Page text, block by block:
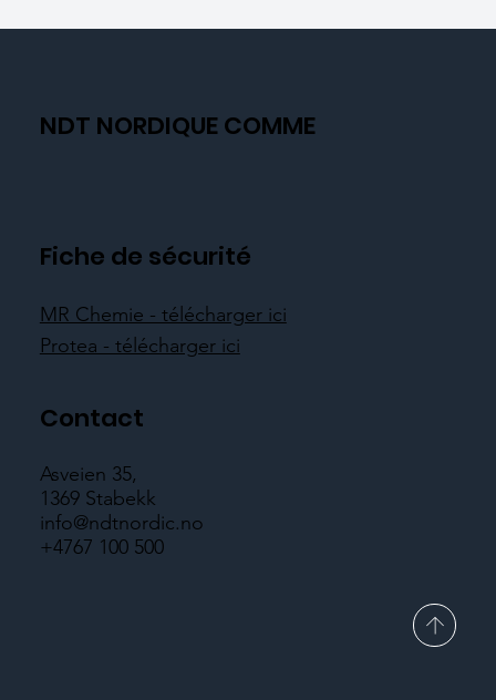
NDT NORDIQUE COMME
Fiche de sécurité
MR Chemie - télécharger ici
Protea - télécharger ici
Contact
Asveien 35,
1369 Stabekk
info@ndtnordic.no
+4767 100 500